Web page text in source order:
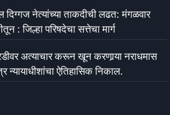
नेत्यांच्या ताकदीची लढत: मंगळवार
: जिल्हा परिषदेचा सत्तेचा मार्ग
अत्याचार करून खून करणार्‍या नराधमास
न्यायाधीशांचा ऐतिहासिक निकाल.